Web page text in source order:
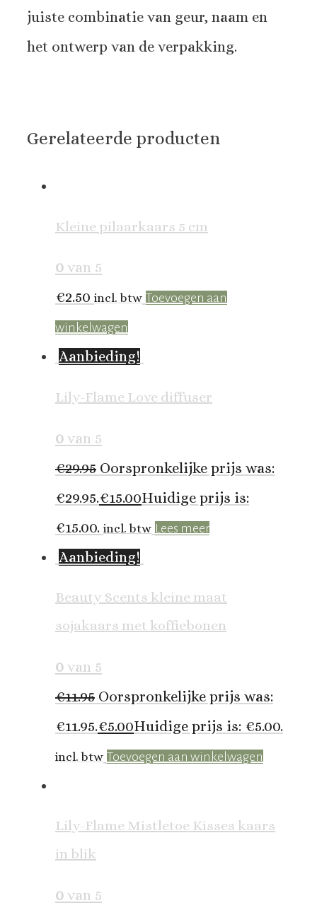
juiste combinatie van geur, naam en
het ontwerp van de verpakking.
Gerelateerde producten
Kleine pilaarkaars 5 cm
0 van 5
€2.50 incl. btw Toevoegen aan
winkelwagen
Aanbieding!
Lily-Flame Love diffuser
0 van 5
€29.95 Oorspronkelijke prijs was:
€29.95.€15.00Huidige prijs is:
€15.00. incl. btw Lees meer
Aanbieding!
Beauty Scents kleine maat
sojakaars met koffiebonen
0 van 5
€11.95 Oorspronkelijke prijs was:
€11.95.€5.00Huidige prijs is: €5.00.
incl. btw Toevoegen aan winkelwagen
Lily-Flame Mistletoe Kisses kaars
in blik
0 van 5